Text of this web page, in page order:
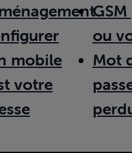
mobile
votre
ou
Mot